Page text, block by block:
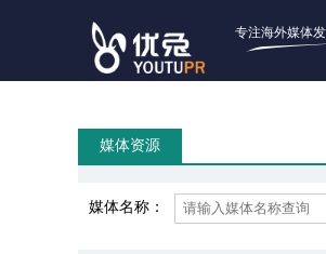
专注海外媒体
媒体资源
媒体名称：